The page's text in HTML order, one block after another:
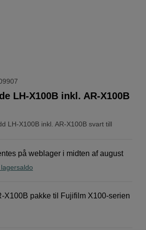
LH-X100B inkl. AR-X100B svart till
LH-X100B inkl. AR-X100B
på weblager i midten af ​​august
X100B pakke til Fujifilm X100-serien